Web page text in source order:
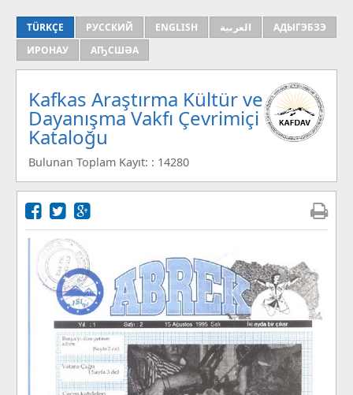
TÜRKÇE РУССКИЙ ENGLISH العربية
АДЫГЭБЗЭ
ИРОНАУ
АҦСШӘА
Kafkas Araştırma Kültür ve
Dayanışma Vakfı Çevrimiçi
Kataloğu
Bulunan Toplam Kayıt: : 14280